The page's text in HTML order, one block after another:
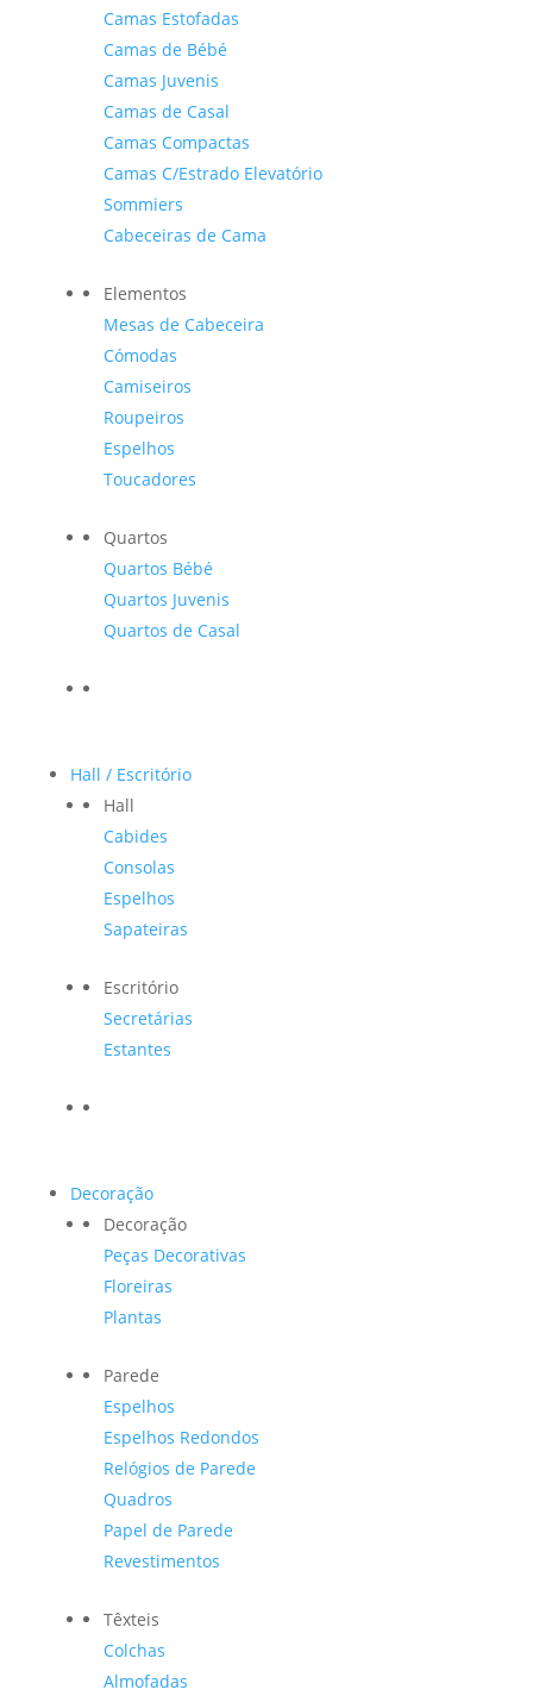
Camas Estofadas
Camas de Bébé
Camas Juvenis
Camas de Casal
Camas Compactas
Camas C/Estrado Elevatório
Sommiers
Cabeceiras de Cama
Elementos
Mesas de Cabeceira
Cómodas
Camiseiros
Roupeiros
Espelhos
Toucadores
Quartos
Quartos Bébé
Quartos Juvenis
Quartos de Casal
Hall / Escritório
Hall
Cabides
Consolas
Espelhos
Sapateiras
Escritório
Secretárias
Estantes
Decoração
Decoração
Peças Decorativas
Floreiras
Plantas
Parede
Espelhos
Espelhos Redondos
Relógios de Parede
Quadros
Papel de Parede
Revestimentos
Têxteis
Colchas
Almofadas